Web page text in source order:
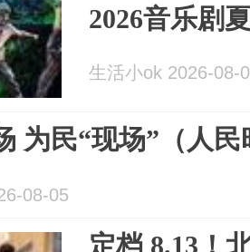
2026音乐剧
生活小ok 2026-08-
为民“现场”（人民
08-05
定档 8.13！